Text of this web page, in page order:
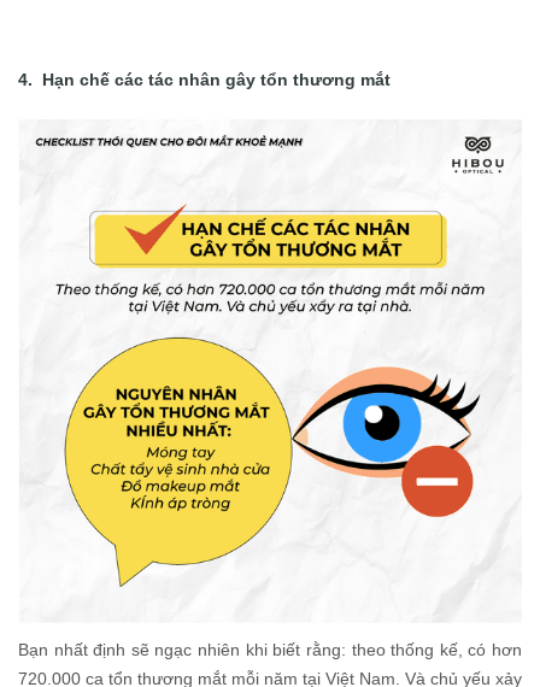
4. Hạn chế các tác nhân gây tổn thương mắt
Bạn nhất định sẽ ngạc nhiên khi biết rằng: theo thống kế, có hơn
720.000 ca tổn thương mắt mỗi năm tại Việt Nam. Và chủ yếu xảy